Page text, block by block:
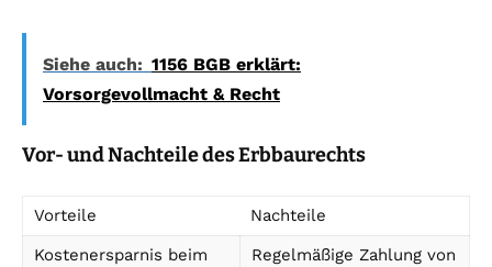
Siehe auch: 1156 BGB erklärt:
Vorsorgevollmacht & Recht
Vor- und Nachteile des Erbbaurechts
Vorteile
Nachteile
Kostenersparnis beim
Regelmäßige Zahlung von